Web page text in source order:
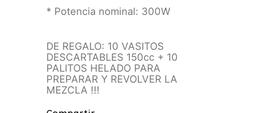
* Potencia nominal: 300W
DE REGALO: 10 VASITOS
DESCARTABLES 150cc + 10
PALITOS HELADO PARA
PREPARAR Y REVOLVER LA
MEZCLA !!!